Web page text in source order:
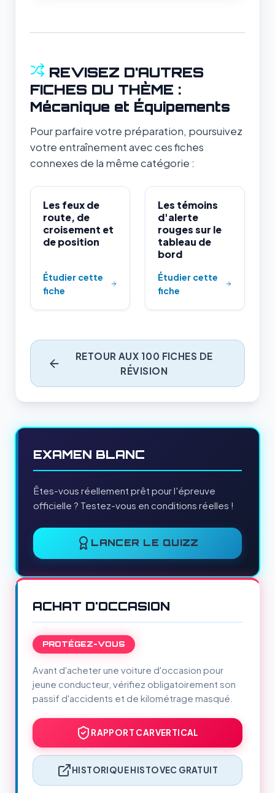
REVISEZ D'AUTRES
FICHES DU THÈME :
Mécanique et Équipements
Pour parfaire votre préparation, poursuivez
votre entraînement avec ces fiches
connexes de la même catégorie :
Les feux de
route, de
croisement et
de position
Étudier cette
fiche
Les témoins
d'alerte
rouges sur le
tableau de
bord
Étudier cette
fiche
RETOUR AUX 100 FICHES DE
RÉVISION
EXAMEN BLANC
Êtes-vous réellement prêt pour l'épreuve
officielle ? Testez-vous en conditions réelles !
LANCER LE QUIZZ
ACHAT D'OCCASION
PROTÉGEZ-VOUS
Avant d'acheter une voiture d'occasion pour
jeune conducteur, vérifiez obligatoirement son
passif d'accidents et de kilométrage masqué.
RAPPORT CARVERTICAL
HISTORIQUE HISTOVEC GRATUIT